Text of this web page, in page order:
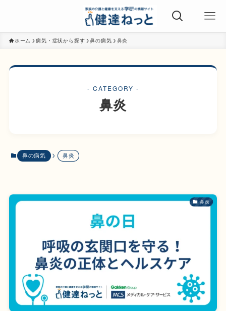
ホーム 病気・症状から探す 鼻の病気 鼻炎
- CATEGORY -
鼻炎
鼻の病気 鼻炎
鼻炎